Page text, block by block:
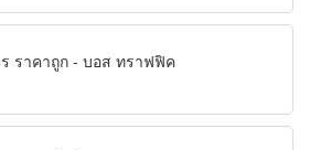
ราคาถูก - บอส ทราฟฟิค